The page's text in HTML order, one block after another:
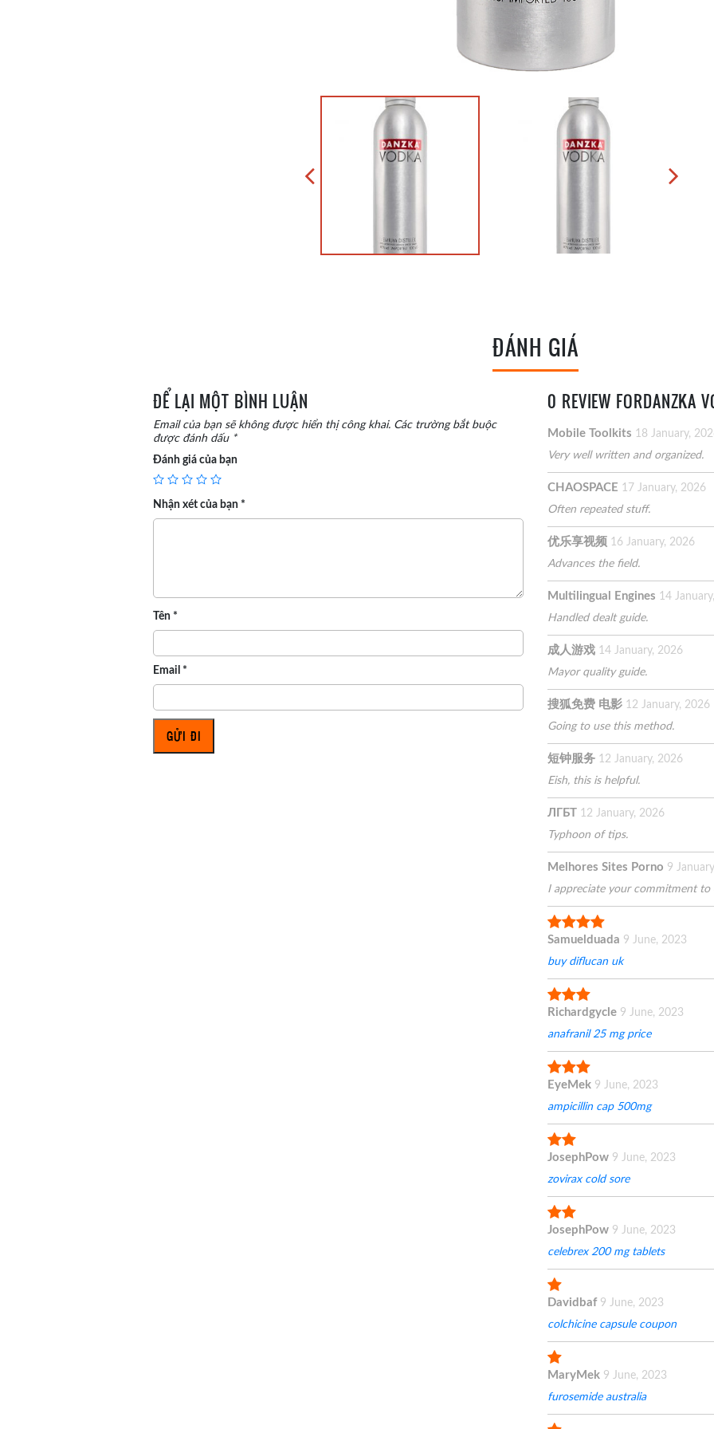
ĐÁNH GIÁ
ĐỂ LẠI MỘT BÌNH LUẬN
Email của bạn sẽ không được hiển thị công khai. Các trường bắt buộc
được đánh dấu *
Đánh giá của bạn
Nhận xét của bạn *
Tên *
Email *
0 REVIEW FORDANZKA
Mobile Toolkits 18 January,
Very well written and organized.
CHAOSPACE 17 January, 2026
Often repeated stuff.
优乐享视频 16 January, 2026
Advances the field.
Multilingual Engines 14
Handled dealt guide.
成人游戏 14 January, 2026
Mayor quality guide.
搜狐免费 电影 12 January, 2026
Going to use this method.
短钟服务 12 January, 2026
Eish, this is helpful.
ЛГБТ 12 January, 2026
Typhoon of tips.
Melhores Sites Porno 9
I appreciate your commitment to
Samuelduada 9 June, 2023
buy diflucan uk
Richardgycle 9 June, 2023
anafranil 25 mg price
EyeMek 9 June, 2023
ampicillin cap 500mg
JosephPow 9 June, 2023
zovirax cold sore
JosephPow 9 June, 2023
celebrex 200 mg tablets
Davidbaf 9 June, 2023
colchicine capsule coupon
MaryMek 9 June, 2023
furosemide australia